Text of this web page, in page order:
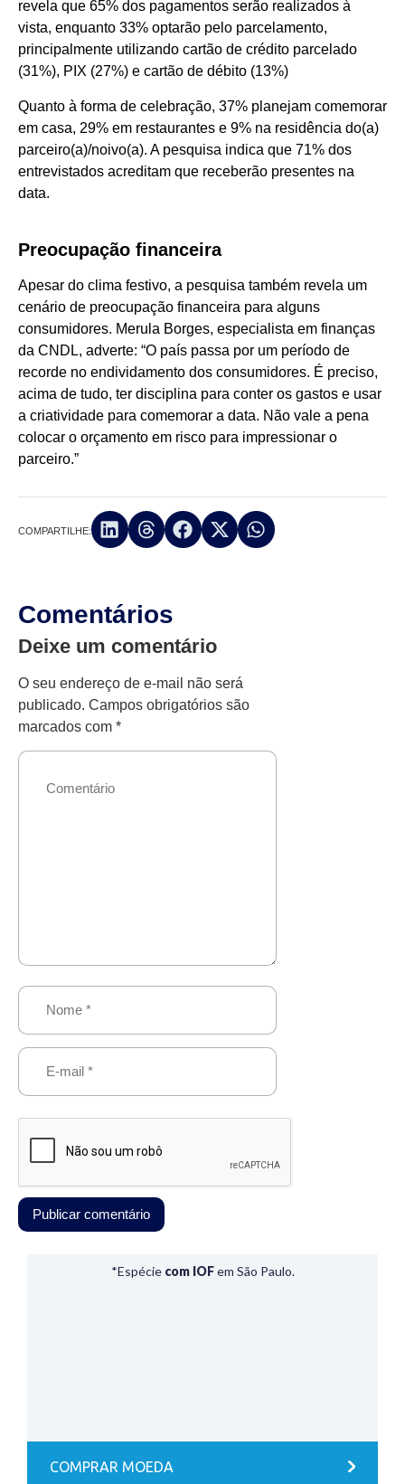
revela que 65% dos pagamentos serão realizados à
vista, enquanto 33% optarão pelo parcelamento,
principalmente utilizando cartão de crédito parcelado
(31%), PIX (27%) e cartão de débito (13%)
Quanto à forma de celebração, 37% planejam comemorar
em casa, 29% em restaurantes e 9% na residência do(a)
parceiro(a)/noivo(a). A pesquisa indica que 71% dos
entrevistados acreditam que receberão presentes na
data.
Preocupação financeira
Apesar do clima festivo, a pesquisa também revela um
cenário de preocupação financeira para alguns
consumidores. Merula Borges, especialista em finanças
da CNDL, adverte: “O país passa por um período de
recorde no endividamento dos consumidores. É preciso,
acima de tudo, ter disciplina para conter os gastos e usar
a criatividade para comemorar a data. Não vale a pena
colocar o orçamento em risco para impressionar o
parceiro.”
COMPARTILHE:
Comentários
Deixe um comentário
O seu endereço de e-mail não será
publicado. Campos obrigatórios são
marcados com *